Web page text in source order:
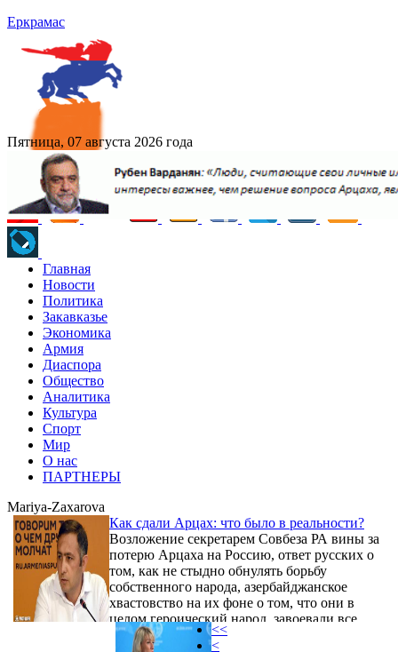
Еркрамас
Пятница, 07 августа 2026 года
Главная
Новости
Политика
Закавказье
Экономика
Армия
Диаспора
Общество
Аналитика
Культура
Спорт
Мир
О нас
ПАРТНЕРЫ
Mariya-Zaxarova
Как сдали Арцах: что было в реальности?
Возложение секретарем Совбеза РА вины за
потерю Арцаха на Россию, ответ русских о
том, как не стыдно обнулять борьбу
собственного народа, азербайджанское
хвастовство на их фоне о том, что они в
целом героический народ, завоевали все
своей кровью, показывает, что, по сути,
<<
<